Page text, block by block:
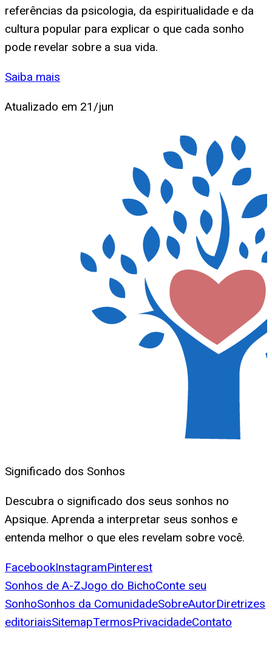
referências da psicologia, da espiritualidade e da
cultura popular para explicar o que cada sonho
pode revelar sobre a sua vida.
Saiba mais
Atualizado em 21/jun
Significado dos Sonhos
Descubra o significado dos seus sonhos no
Apsique. Aprenda a interpretar seus sonhos e
entenda melhor o que eles revelam sobre você.
FacebookInstagramPinterest
Sonhos de A-ZJogo do BichoConte seu
SonhoSonhos da ComunidadeSobreAutorDiretrizes
editoriaisSitemapTermosPrivacidadeContato